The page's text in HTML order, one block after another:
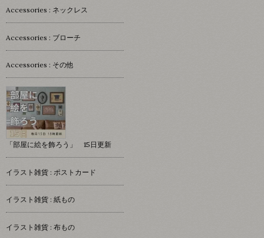
Accessories : ネックレス
Accessories : ブローチ
Accessories : その他
「部屋に絵を飾ろう」 15日更新
イラスト雑貨 : ポストカード
イラスト雑貨 : 紙もの
イラスト雑貨 : 布もの